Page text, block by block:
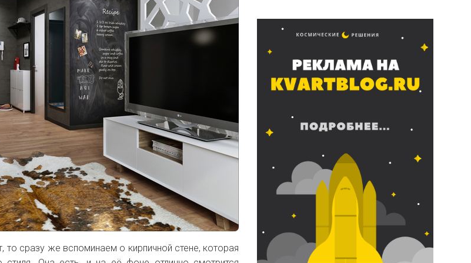
сразу же вспоминаем о кирпичной стене, которая